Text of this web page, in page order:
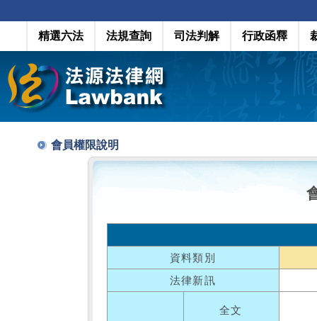
精選六法 法規查詢 司法判解 行政函釋
會員權限說明
資料類別
法律新訊
全文